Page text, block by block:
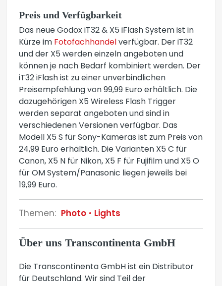
Preis und Verfügbarkeit
Das neue Godox iT32 & X5 iFlash System ist in
Kürze im Fotofachhandel verfügbar. Der iT32
und der X5 werden einzeln angeboten und
können je nach Bedarf kombiniert werden. Der
iT32 iFlash ist zu einer unverbindlichen
Preisempfehlung von 99,99 Euro erhältlich. Die
dazugehörigen X5 Wireless Flash Trigger
werden separat angeboten und sind in
verschiedenen Versionen verfügbar. Das
Modell X5 S für Sony-Kameras ist zum Preis von
24,99 Euro erhältlich. Die Varianten X5 C für
Canon, X5 N für Nikon, X5 F für Fujifilm und X5 O
für OM System/Panasonic liegen jeweils bei
19,99 Euro.
Themen: Photo Lights
Über uns Transcontinenta GmbH
Die Transcontinenta GmbH ist ein Distributor
für Deutschland. Wir sind Teil der